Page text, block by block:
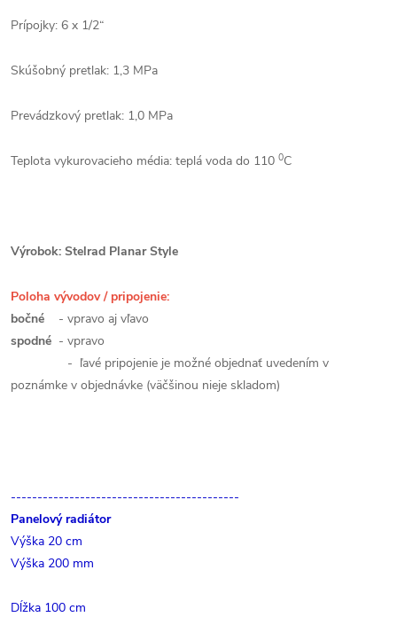
Prípojky: 6 x 1/2“
Skúšobný pretlak: 1,3 MPa
Prevádzkový pretlak: 1,0 MPa
Teplota vykurovacieho média: teplá voda do 110 0C
Výrobok: Stelrad Planar Style
Poloha vývodov / pripojenie:
bočné - vpravo aj vľavo
spodné - vpravo
- ľavé pripojenie je možné objednať uvedením v
poznámke v objednávke (väčšinou nieje skladom)
-------------------------------------------
Panelový radiátor
Výška 20 cm
Výška 200 mm
Dĺžka 100 cm